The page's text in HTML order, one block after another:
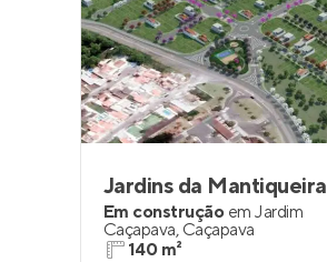
Jardins da Mantiqueira
Em construção em Jardim
Caçapava, Caçapava
140 m²